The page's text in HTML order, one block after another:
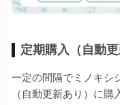
定期購入（自動更
一定の間隔でミノキシ
（自動更新あり）に購